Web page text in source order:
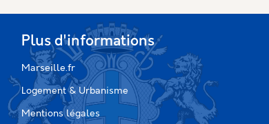
Plus d'informations
Marseille.fr
Logement & Urbanisme
Mentions légales